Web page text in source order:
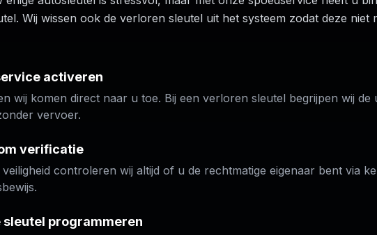
Wij wissen ook de verloren sleutel uit het systeem zodat deze niet
activeren
wij komen direct naar u toe. Bij een verloren sleutel begrijpen wij
vervoer.
verificatie
controleren wij altijd of u de rechtmatige eigenaar bent via
sleutel programmeren